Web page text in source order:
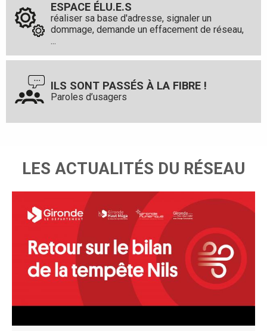
ESPACE ÉLU.E.S
réaliser sa base d'adresse, signaler un
dommage, demande un effacement de réseau,
...
ILS SONT PASSÉS À LA FIBRE !
Paroles d’usagers
LES ACTUALITÉS DU RÉSEAU
RETOUR SUR LE BILAN DE